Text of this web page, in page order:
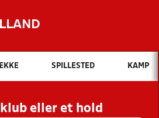
Hvad vil du søge efter?
INDHOLD OG NYHEDER
KLUBBER OG
SPILLESTED KAMP
klub eller et hold